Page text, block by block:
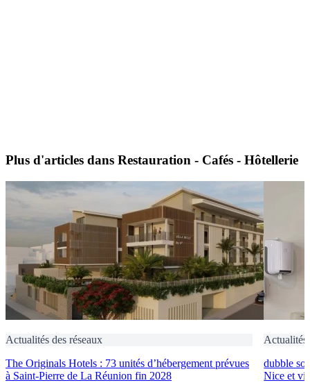
Plus d'articles dans Restauration - Cafés - Hôtellerie
Actualités des réseaux
The Originals Hotels : 73 unités d’hébergement prévues
à Saint-Pierre de La Réunion fin 2028
Actualités
dubble
Nice et